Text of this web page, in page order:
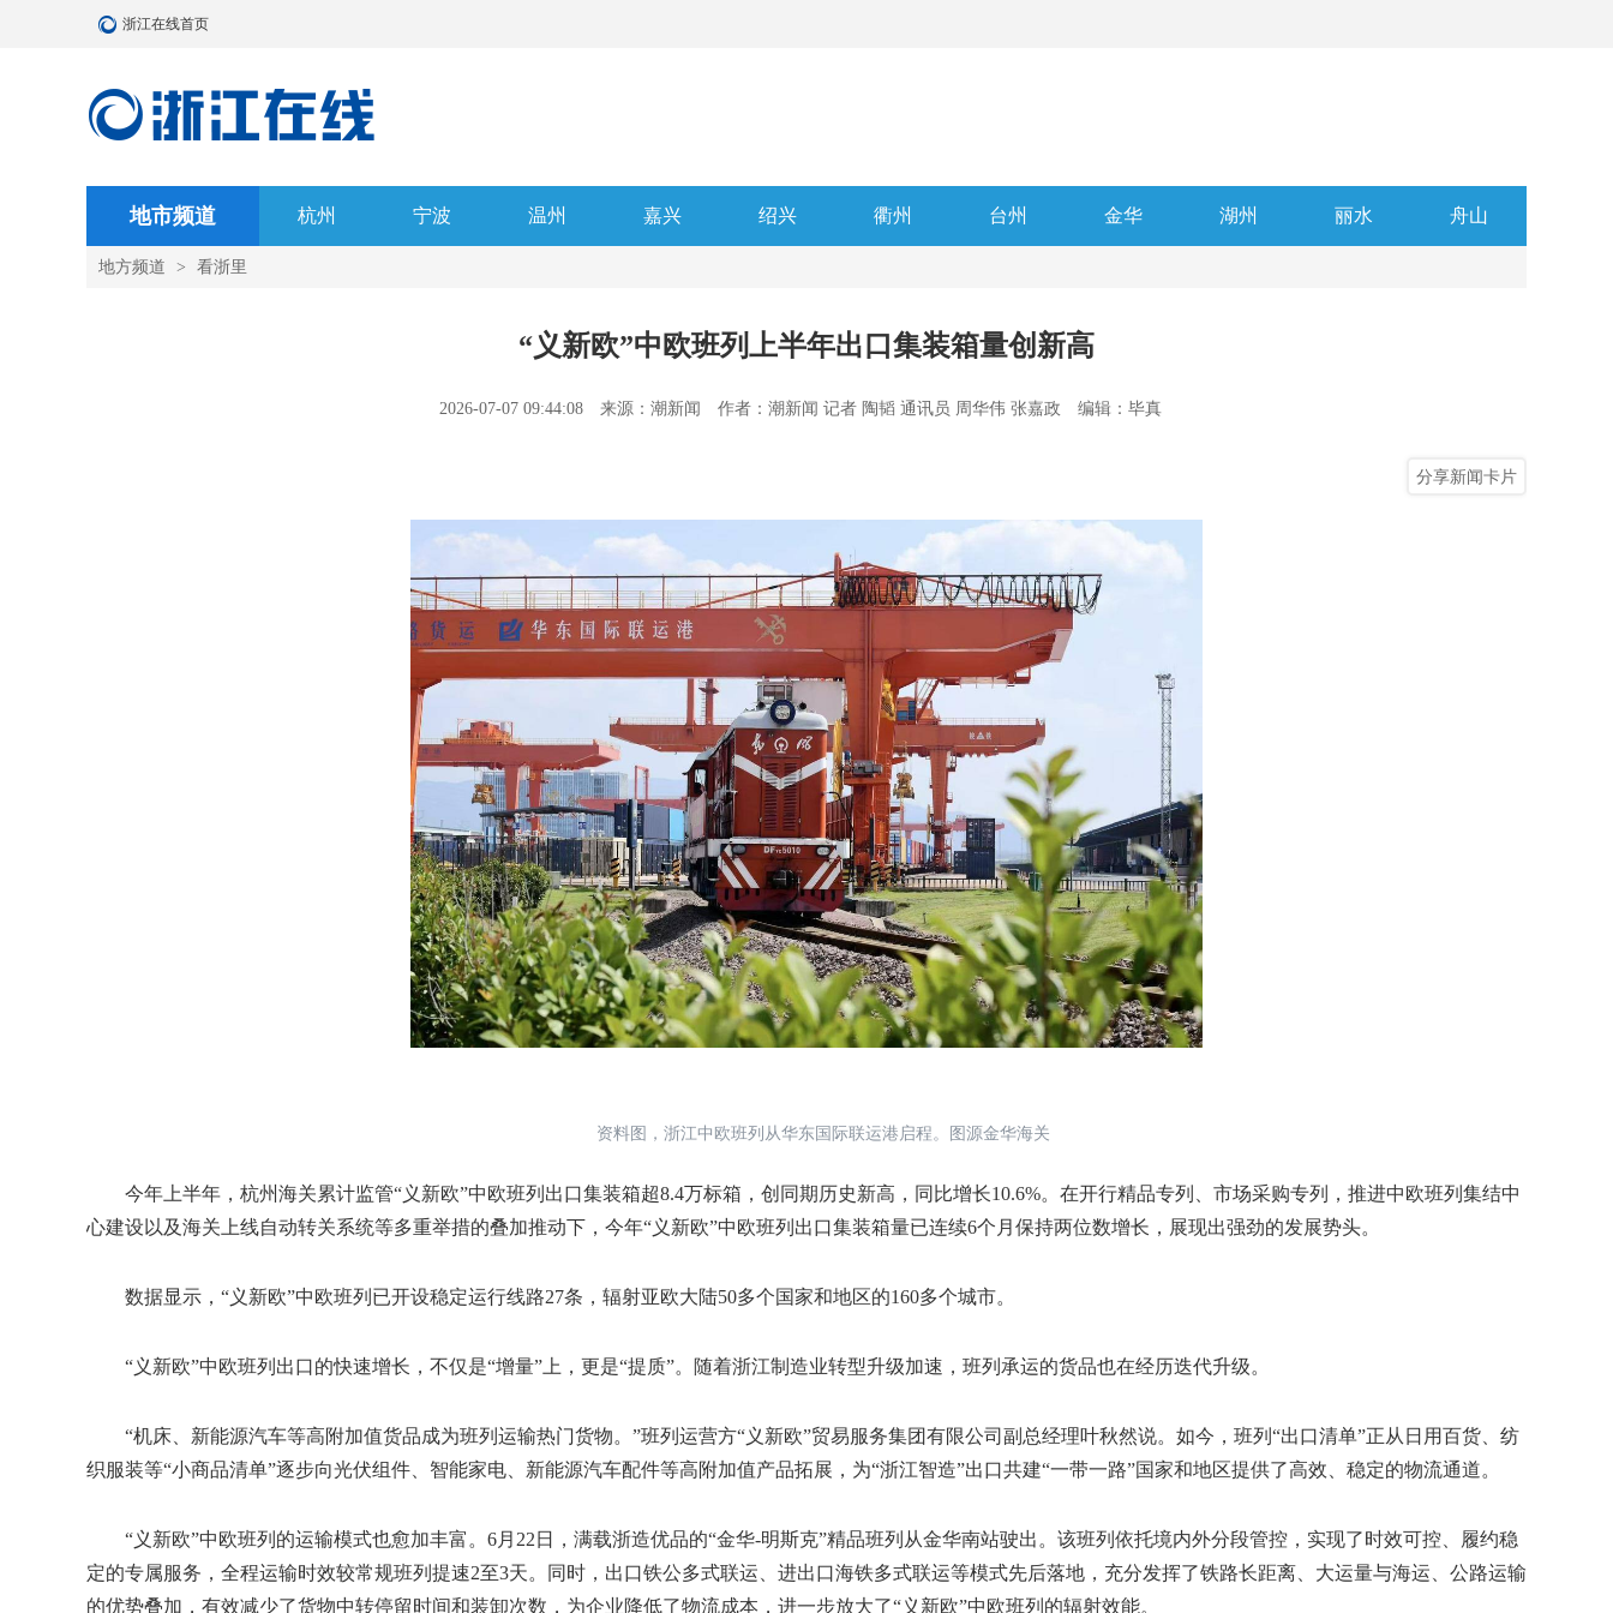
浙江在线首页
地市频道 杭州 宁波 温州 嘉兴 绍兴 衢州 台州 金华 湖州 丽水 舟山
地方频道 > 看浙里
“义新欧”中欧班列上半年出口集装箱量创新高
2026-07-07 09:44:08 来源：潮新闻 作者：潮新闻 记者 陶韬 通讯员 周华伟 张嘉政 编辑：毕真
分享新闻卡片
资料图，浙江中欧班列从华东国际联运港启程。图源金华海关
今年上半年，杭州海关累计监管“义新欧”中欧班列出口集装箱超8.4万标箱，创同期历史新高，同比增长10.6%。在开行精品专列、市场采购专列，推进中欧班列集结中
心建设以及海关上线自动转关系统等多重举措的叠加推动下，今年“义新欧”中欧班列出口集装箱量已连续6个月保持两位数增长，展现出强劲的发展势头。
数据显示，“义新欧”中欧班列已开设稳定运行线路27条，辐射亚欧大陆50多个国家和地区的160多个城市。
“义新欧”中欧班列出口的快速增长，不仅是“增量”上，更是“提质”。随着浙江制造业转型升级加速，班列承运的货品也在经历迭代升级。
“机床、新能源汽车等高附加值货品成为班列运输热门货物。”班列运营方“义新欧”贸易服务集团有限公司副总经理叶秋然说。如今，班列“出口清单”正从日用百货、纺
织服装等“小商品清单”逐步向光伏组件、智能家电、新能源汽车配件等高附加值产品拓展，为“浙江智造”出口共建“一带一路”国家和地区提供了高效、稳定的物流通道。
“义新欧”中欧班列的运输模式也愈加丰富。6月22日，满载浙造优品的“金华-明斯克”精品班列从金华南站驶出。该班列依托境内外分段管控，实现了时效可控、履约稳
定的专属服务，全程运输时效较常规班列提速2至3天。同时，出口铁公多式联运、进出口海铁多式联运等模式先后落地，充分发挥了铁路长距离、大运量与海运、公路运输
的优势叠加，有效减少了货物中转停留时间和装卸次数，为企业降低了物流成本，进一步放大了“义新欧”中欧班列的辐射效能。